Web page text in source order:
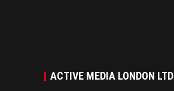
ACTIVE MEDIA LONDON LTD